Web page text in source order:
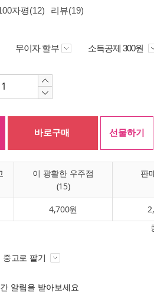
자평(12) 리뷰(19)
무이자 할부 소득공제 300원
바로구매 선물하기
이 광활한 우주점
(15)
판
4,700원
중고로 팔기
알림을 받아보세요